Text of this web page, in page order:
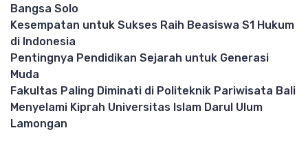
Bangsa Solo
Kesempatan untuk Sukses Raih Beasiswa S1 Hukum
di Indonesia
Pentingnya Pendidikan Sejarah untuk Generasi
Muda
Fakultas Paling Diminati di Politeknik Pariwisata Bali
Menyelami Kiprah Universitas Islam Darul Ulum
Lamongan